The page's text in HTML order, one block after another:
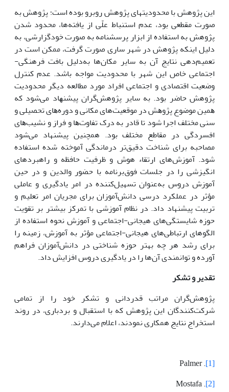
این پژوهش با محدودیت­های پژوهش روبرو بوده است؛ پژوهش به
صورت مقطعی بود، عدم استنباط علّی از یافته‌ها، محدود شدن
پژوهش به استفاده از ابزار پرسشنامه به صورت خودگزارشی، به
دلیل اینکه پژوهش در شهر ساری صورت گرفت، ممکن است در
تعمیم‌دهی نتایج آن به سایر مکان‌ها به‌دلیل بافت فرهنگی-
اجتماعی خاص این شهر با محدودیت مواجه باشد. عدم کنترل
وضعیت اقتصادی و اجتماعی افراد مورد مطالعه دیگر محدودیت
پژوهش حاضر بود. به سایر پژوهش‌گران ﭘﯿﺸﻨﻬﺎد ﻣﯽ‌ﺷﻮد ﮐﻪ
ﻫﻤﯿﻦ ﻣﻮﺿﻮع ﭘﮋوﻫﺶ در موقعیت‌های مکانی و دوره‌ﻫﺎی ﺗﺤﺼﯿﻠﯽ و
سنی ﻣﺨﺘﻠﻒ اﺟﺮا ﺷﻮد ﺗﺎ ﻗﺎدر ﺑﻪ درک ﺗﻔﺎوت‌ﻫﺎ و ﻓﺮاز و ﻧﺸﯿﺐ‌ﻫﺎی
افسردگی در ﻣﻘﺎﻃﻊ ﻣﺨﺘﻠﻒ بود. همچنین پیشنهاد می‌شود
مصاحبه برای شناخت دقیق‌تر درماندگی آموخته شده استفاده
شود. آموزش‌های ارتقاء هوش و ظرفیت حافظه و راهبردهای
انگیزشی را در جلسات فوق‌برنامه با حضور والدین و در حین
آموزش دروس به‌عنوان تسهیل‌کننده در امر یادگیری و عاملی
مؤثر در عملکرد درسی دانش‌آموزان برای مجریان امر تعلیم و
تربیت پیشنهاد داد. در نظام آموزشی با تمرکز بیشتر بر تقویت
حوزه شایستگی‌های هیجانی-اجتماعی و آموزش نحوه استفاده از
الگوهای ارتباطی‌های هیجانی-اجتماعی مؤثر به آموزش، زمینه را
برای رشد هر چه بهتر حوزه شناختی در دانش‌آموزان فراهم
آورده و توانمندی آن‌ها را در یادگیری دروس افزایش داد.
تقدیر و تشکر
پژوهش‌گران مراتب قدردانی و تشکر خود را از تمامی
شرکت‌کنندگان این پژوهش که با استقبال و بردباری، در روند
استخراج نتایج همکاری نمودند، اعلام می‌دارند.
[1]
. Palmer
[2]
. Mostafa